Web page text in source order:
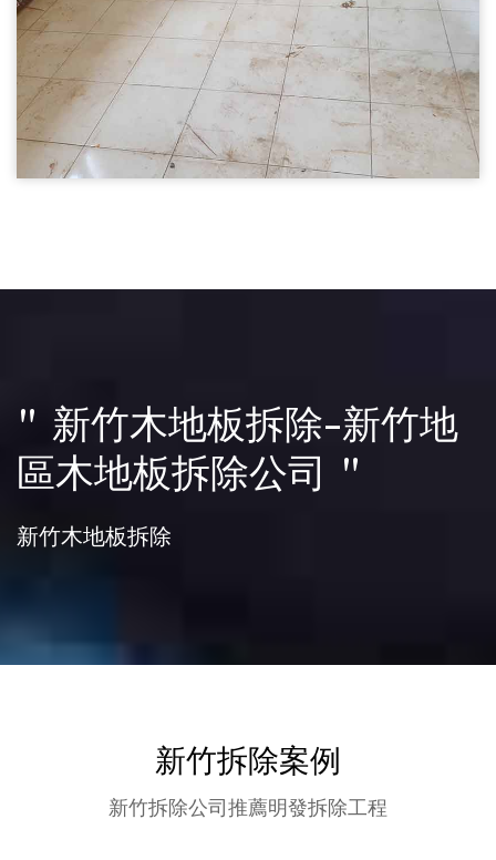
裝潢拆除
" 新竹木地板拆除-新竹地
區木地板拆除公司 "
新竹木地板拆除
新竹拆除案例
新竹拆除公司推薦明發拆除工程